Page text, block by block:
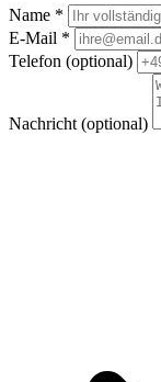
Name *
E-Mail *
Telefon (optional)
Nachricht (optional)